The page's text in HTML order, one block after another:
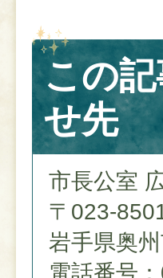
この
せ先
市長公室
〒023-
岩手県奥
電話番号